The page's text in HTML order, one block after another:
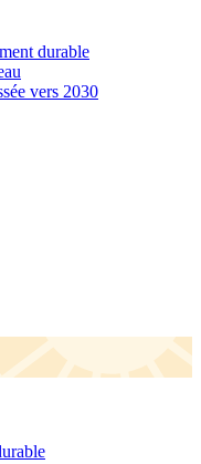
durable
vers 2030